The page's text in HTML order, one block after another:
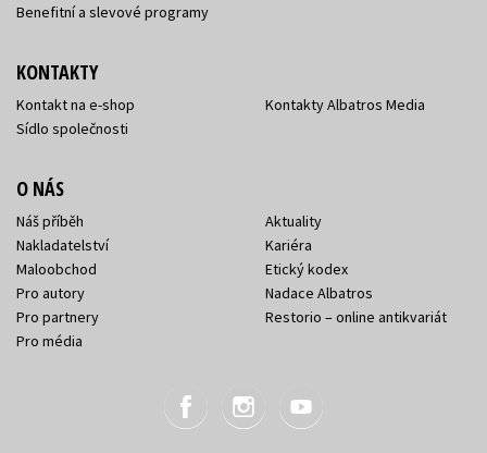
Benefitní a slevové programy
KONTAKTY
Kontakt na e-shop
Sídlo společnosti
Kontakty Albatros Media
O NÁS
Náš příběh
Nakladatelství
Maloobchod
Pro autory
Pro partnery
Pro média
Aktuality
Kariéra
Etický kodex
Nadace Albatros
Restorio – online antikvariát